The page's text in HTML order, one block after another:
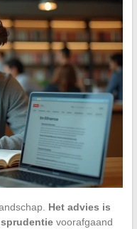
Het advies is
voorafgaand